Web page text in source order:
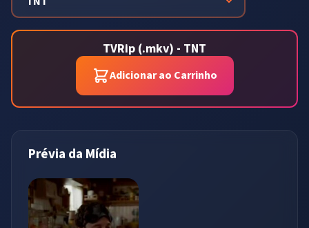
TVRip (.mkv) - TNT
Adicionar ao Carrinho
Prévia da Mídia